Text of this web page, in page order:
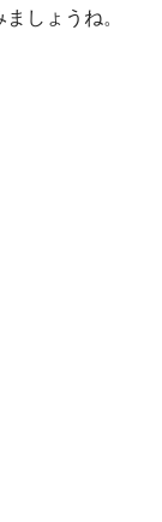
しょうね。